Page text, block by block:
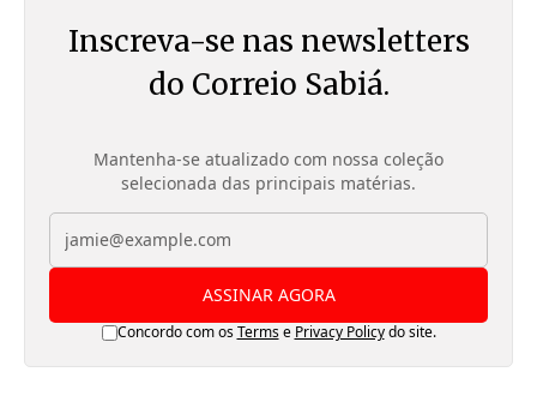
Inscreva-se nas newsletters
do Correio Sabiá.
Mantenha-se atualizado com nossa coleção
selecionada das principais matérias.
ASSINAR AGORA
Concordo com osTermse Privacy Policydo site.